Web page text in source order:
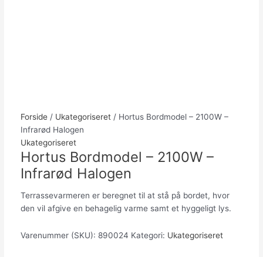
Forside/ Ukategoriseret/ Hortus Bordmodel – 2100W –
Infrarød Halogen
Ukategoriseret
Hortus Bordmodel – 2100W –
Infrarød Halogen
Terrassevarmeren er beregnet til at stå på bordet, hvor
den vil afgive en behagelig varme samt et hyggeligt lys.
Varenummer (SKU): 890024 Kategori: Ukategoriseret